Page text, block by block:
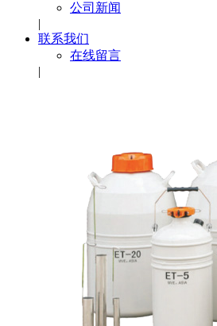
公司新闻
|
联系我们
在线留言
|